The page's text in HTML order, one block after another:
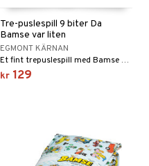
Tre-puslespill 9 biter Da
Bamse var liten
EGMONT KÄRNAN
Et fint trepuslespill med Bamse som liten.
kr 129